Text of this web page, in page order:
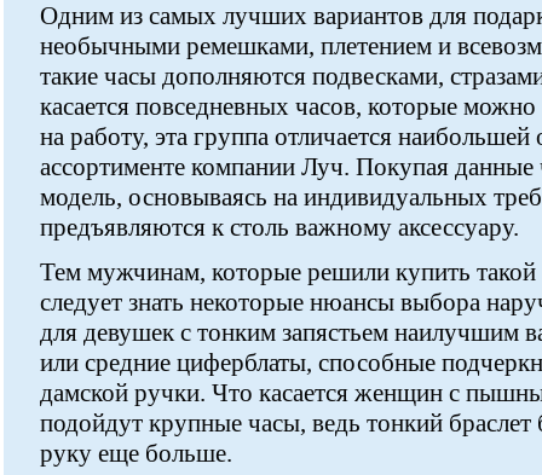
Одним из самых лучших вариантов для
необычными ремешками, плетением и
такие часы дополняются подвесками,
касается повседневных часов, которые
на работу, эта группа отличается
ассортименте компании Луч. Покупая
модель, основываясь на индивидуальных
предъявляются к столь важному аксессуару.
Тем мужчинам, которые решили купить
следует знать некоторые нюансы выбора
для девушек с тонким запястьем наилучшим
или средние циферблаты, способные
дамской ручки. Что касается женщин с
подойдут крупные часы, ведь тонкий браслет
руку еще больше.